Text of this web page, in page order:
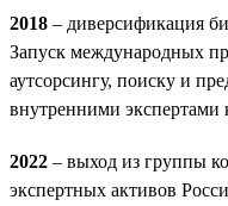
2018 – диверсификация
Запуск международных
аутсорсингу, поиску и
внутренними экспертами
2022 – выход из группы
экспертных активов